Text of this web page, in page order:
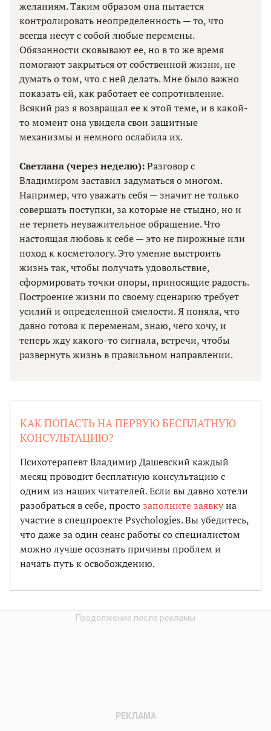
желаниям. Таким образом она пытается
контролировать неопределенность — то, что
всегда несут с собой любые перемены.
Обязанности сковывают ее, но в то же время
помогают закрыться от собственной жизни, не
думать о том, что с ней делать. Мне было важно
показать ей, как работает ее сопротивление.
Всякий раз я возвращал ее к этой теме, и в какой-
то момент она увидела свои защитные
механизмы и немного ослабила их.
Светлана (через неделю):Разговор с
Владимиром заставил задуматься о многом.
Например, что уважать себя — значит не только
совершать поступки, за которые не стыдно, но и
не терпеть неуважительное обращение. Что
настоящая любовь к себе — это не пирожные или
поход к косметологу. Это умение выстроить
жизнь так, чтобы получать удовольствие,
сформировать точки опоры, приносящие радость.
Построение жизни по своему сценарию требует
усилий и определенной смелости. Я поняла, что
давно готова к переменам, знаю, чего хочу, и
теперь жду какого-то сигнала, встречи, чтобы
развернуть жизнь в правильном направлении.
КАК ПОПАСТЬ НА ПЕРВУЮ БЕСПЛАТНУЮ
КОНСУЛЬТАЦИЮ?
Психотерапевт Владимир Дашевский каждый
месяц проводит бесплатную консультацию с
одним из наших читателей. Если вы давно хотели
разобраться в себе, простозаполните заявкуна
участие в спецпроекте Psychologies. Вы убедитесь,
что даже за один сеанс работы со специалистом
можно лучше осознать причины проблем и
начать путь к освобождению.